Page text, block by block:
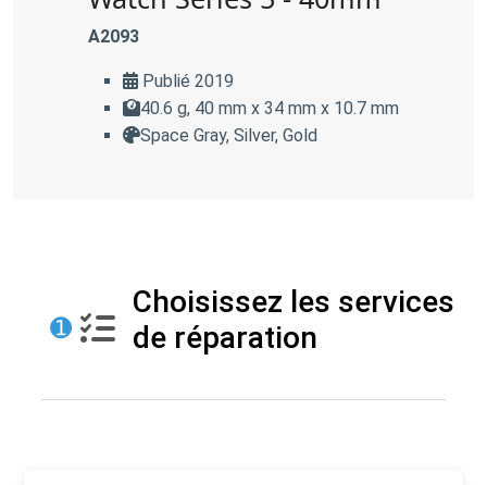
A2093
Publié 2019
40.6 g, 40 mm x 34 mm x 10.7 mm
Space Gray, Silver, Gold
➊
Choisissez les services
de réparation